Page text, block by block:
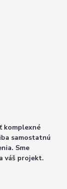
komplexné
samostatnú
Sme
váš projekt.